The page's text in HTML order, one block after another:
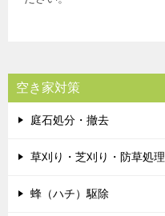
空き家対策
庭石処分・撤去
草刈り・芝刈り・防草処理
蜂（ハチ）駆除